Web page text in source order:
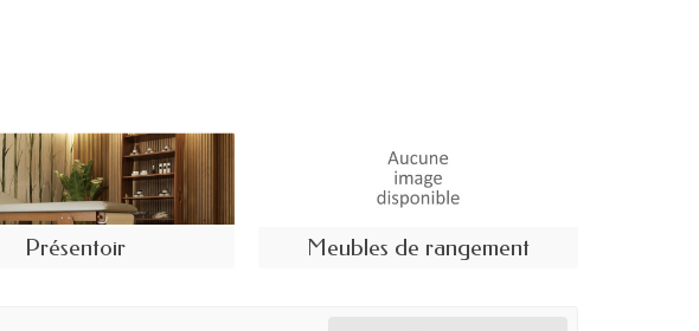
Présentoir Meubles de rangement